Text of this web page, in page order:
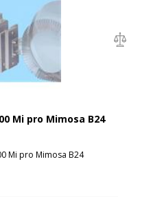
Mi pro Mimosa B24
Mi pro Mimosa B24